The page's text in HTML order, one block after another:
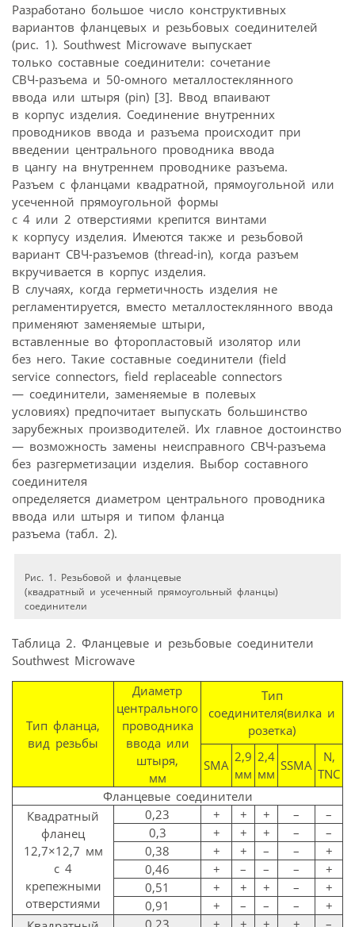
Разработано большое число конструктивных
вариантов фланцевых и резьбовых соединителей
(рис. 1). Southwest Microwave выпускает
только составные соединители: сочетание
СВЧ-разъема и 50-омного металлостеклянного
ввода или штыря (pin) [3]. Ввод впаивают
в корпус изделия. Соединение внутренних
проводников ввода и разъема происходит при
введении центрального проводника ввода
в цангу на внутреннем проводнике разъема.
Разъем с фланцами квадратной, прямоугольной или
усеченной прямоугольной формы
с 4 или 2 отверстиями крепится винтами
к корпусу изделия. Имеются также и резьбовой
вариант СВЧ-разъемов (thread-in), когда разъем
вкручивается в корпус изделия.
В случаях, когда герметичность изделия не
регламентируется, вместо металлостеклянного ввода
применяют заменяемые штыри,
вставленные во фторопластовый изолятор или
без него. Такие составные соединители (field
service connectors, field replaceable connectors
— соединители, заменяемые в полевых
условиях) предпочитает выпускать большинство
зарубежных производителей. Их главное достоинство
— возможность замены неисправного СВЧ-разъема
без разгерметизации изделия. Выбор составного
соединителя
определяется диаметром центрального проводника
ввода или штыря и типом фланца
разъема (табл. 2).
Рис. 1. Резьбовой и фланцевые
(квадратный и усеченный прямоугольный фланцы)
соединители
Таблица 2. Фланцевые и резьбовые соединители
Southwest Microwave
Тип фланца,
вид резьбы
Диаметр
центрального
проводника
ввода или
штыря,
мм
Тип
соединителя(вилка и
розетка)
SMA
2,9
мм
2,4
мм
SSMA
N,
TNC
Фланцевые соединители
Квадратный
фланец
12,7×12,7 мм
с 4
крепежными
отверстиями
0,23 + + + –
–
0,3
+ + + –
–
0,38
+ + – –
+
0,46
+ – – –
+
0,51
+ + + –
+
0,91
+ – – –
+
0,23 + + + + –